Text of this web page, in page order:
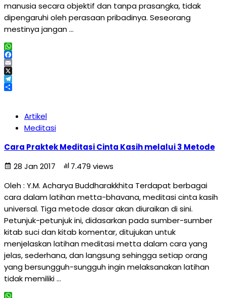
manusia secara objektif dan tanpa prasangka, tidak
dipengaruhi oleh perasaan pribadinya. Seseorang
mestinya jangan …
WhatsApp
Facebook
Email
X
Telegram
Artikel
Meditasi
Cara Praktek Meditasi Cinta Kasih melalui 3 Metode
28 Jan 2017
7.479 views
Oleh : Y.M. Acharya Buddharakkhita Terdapat berbagai
cara dalam latihan metta-bhavana, meditasi cinta kasih
universal. Tiga metode dasar akan diuraikan di sini.
Petunjuk-petunjuk ini, didasarkan pada sumber-sumber
kitab suci dan kitab komentar, ditujukan untuk
menjelaskan latihan meditasi metta dalam cara yang
jelas, sederhana, dan langsung sehingga setiap orang
yang bersungguh-sungguh ingin melaksanakan latihan
tidak memiliki …